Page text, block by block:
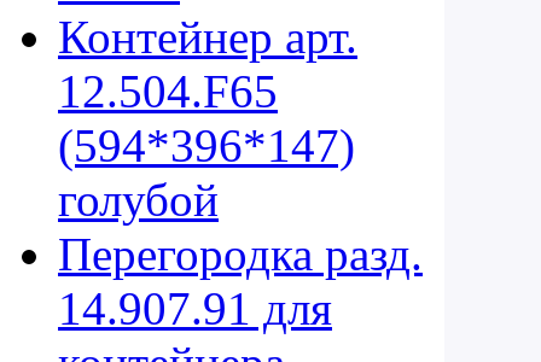
Контейнер арт.
12.504.F65
(594*396*147)
голубой
Перегородка разд.
14.907.91 для